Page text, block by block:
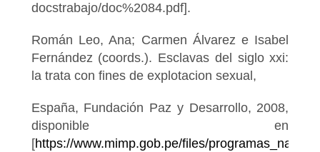
docstrabajo/doc%2084.pdf].
Román Leo, Ana; Carmen Álvarez e Isabel
Fernández (coords.). Esclavas del siglo xxi:
la trata con fines de explotacion sexual,
España, Fundación Paz y Desarrollo, 2008,
disponible en
[https://www.mimp.gob.pe/files/